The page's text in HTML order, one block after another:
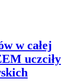
w całej
uczciły